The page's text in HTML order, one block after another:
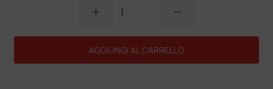
add remove
AGGIUNGI AL CARRELLO